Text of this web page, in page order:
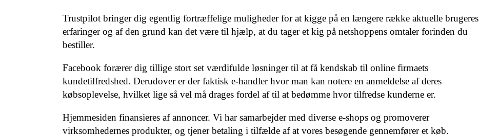
Trustpilot bringer dig egentlig fortræffelige muligheder for at kigge på en længere række aktuelle brugeres
erfaringer og af den grund kan det være til hjælp, at du tager et kig på netshoppens omtaler forinden du
bestiller.
Facebook forærer dig tillige stort set værdifulde løsninger til at få kendskab til online firmaets
kundetilfredshed. Derudover er der faktisk e-handler hvor man kan notere en anmeldelse af deres
købsoplevelse, hvilket lige så vel må drages fordel af til at bedømme hvor tilfredse kunderne er.
Hjemmesiden finansieres af annoncer. Vi har samarbejder med diverse e-shops og promoverer
virksomhedernes produkter, og tjener betaling i tilfælde af at vores besøgende gennemfører et køb.